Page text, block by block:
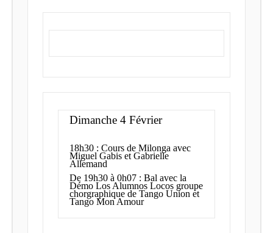
Dimanche 4 Février
18h30 : Cours de Milonga avec
Miguel Gabis et Gabrielle
Allemand
De 19h30 à 0h07 : Bal avec la
Démo Los Alumnos Locos groupe
chorgraphique de Tango Union et
Tango Mon Amour